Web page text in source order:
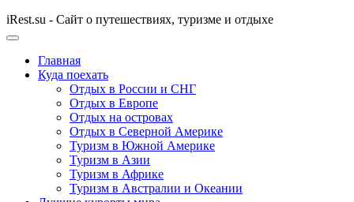
iRest.su - Сайт о путешествиях, туризме и отдыхе
Главная
Куда поехать
Отдых в России и СНГ
Отдых в Европе
Отдых на островах
Отдых в Северной Америке
Туризм в Южной Америке
Туризм в Азии
Туризм в Африке
Туризм в Австралии и Океании